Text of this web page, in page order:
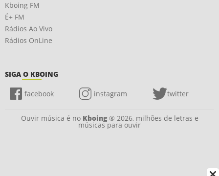
Kboing FM
É+ FM
Rádios Ao Vivo
Rádios OnLine
SIGA O KBOING
facebook instagram twitter
Ouvir música é no Kboing® 2026, milhões de letras e
músicas para ouvir